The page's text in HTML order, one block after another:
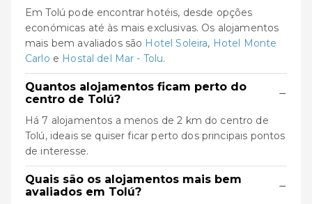
Em Tolú pode encontrar hotéis, desde opções
económicas até às mais exclusivas. Os alojamentos
mais bem avaliados são Hotel Soleira, Hotel Monte
Carlo e Hostal del Mar - Tolu.
Quantos alojamentos ficam perto do
centro de Tolú?
−
Há 7 alojamentos a menos de 2 km do centro de
Tolú, ideais se quiser ficar perto dos principais pontos
de interesse.
Quais são os alojamentos mais bem
avaliados em Tolú?
−